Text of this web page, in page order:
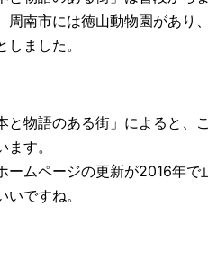
周南市には徳山動物園があり
しました。
と物語のある街」によると、
ます。
ームページの更新が2016年
いですね。